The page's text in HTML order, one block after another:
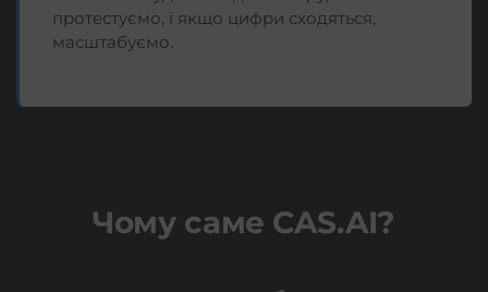
протестуємо, і якщо цифри сходяться,
масштабуємо.
Чому саме CAS.AI?